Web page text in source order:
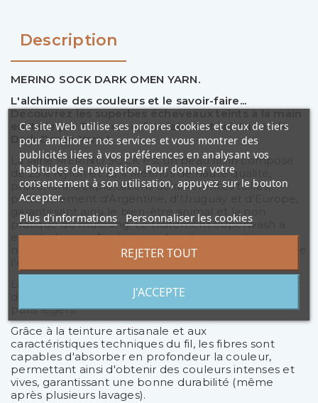
Description
MERINO SOCK DARK OMEN YARN.
L'alchimie des couleurs et le savoir-faire...
Découvrez les superbes écheveaux teints à la main
en Italie par Francesco, fondateur et teinturier de
Dark Omen Yarn !
La laine MERINO SOCK est un beau fil fin composé
de 25% Nylon et 75% Mérinos de haute qualité,
provenant d'exploitations de différentes tailles,
principalement d'Argentine, d'Uruguay et d'Europe,
garantissant ainsi le bien-être animal et la non
pratique du mulesing. Le traitement Superwash a
ensuite lieu en Angleterre, dans le respect des
normes les plus élevées en matière de protection de
des chaussettes, des châles, des écharpes et des
pulls légers.
Grâce à la teinture artisanale et aux
caractéristiques techniques du fil, les fibres sont
capables d'absorber en profondeur la couleur,
permettant ainsi d'obtenir des couleurs intenses et
vives, garantissant une bonne durabilité (même
après plusieurs lavages).
Ce site Web utilise ses propres cookies et ceux de tiers
pour améliorer nos services et vous montrer des
publicités liées à vos préférences en analysant vos
habitudes de navigation. Pour donner votre
consentement à son utilisation, appuyez sur le bouton
Accepter.
Plus d'informations Personnaliser les cookies
REJETER TOUT
J'ACCEPTE